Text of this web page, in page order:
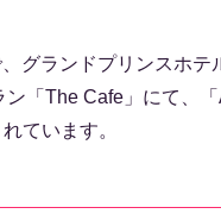
グランドプリンスホテ
「The Cafe」にて、
ています。